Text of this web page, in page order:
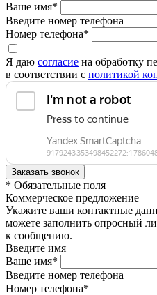
Ваше имя*
Введите номер телефона
Номер телефона*
Я даю согласие на обработку
в соответствии с политикой
* Обязательные поля
Коммерческое предложение
Укажите ваши контактные
можете заполнить опросный
к сообщению.
Введите имя
Ваше имя*
Введите номер телефона
Номер телефона*